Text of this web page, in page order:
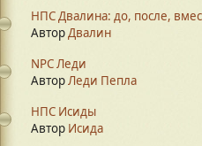
НПС Двалина: до, после,
АвторДвалин
NPC Леди
АвторЛеди Пепла
НПС Исиды
Автор Исида